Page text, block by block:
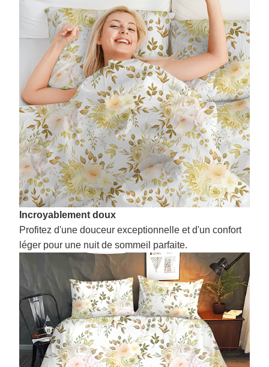
Incroyablement doux
Profitez d'une douceur exceptionnelle et d'un confort
léger pour une nuit de sommeil parfaite.